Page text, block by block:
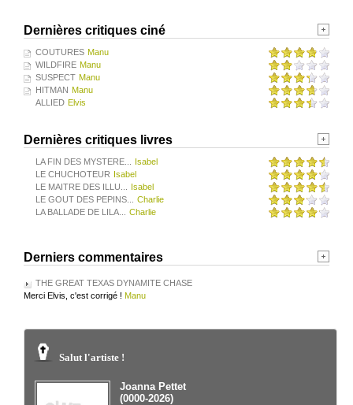
Dernières critiques ciné
COUTURES Manu
WILDFIRE Manu
SUSPECT Manu
HITMAN Manu
ALLIED Elvis
Dernières critiques livres
LA FIN DES MYSTERE...
Isabel
LE CHUCHOTEUR Isabel
LE MAITRE DES ILLU...
Isabel
LE GOUT DES PEPINS...
Charlie
LA BALLADE DE LILA...
Charlie
Derniers commentaires
THE GREAT TEXAS DYNAMITE CHASE
Merci Elvis, c'est corrigé ! Manu
Salut l'artiste !
Joanna Pettet
(0000-2026)